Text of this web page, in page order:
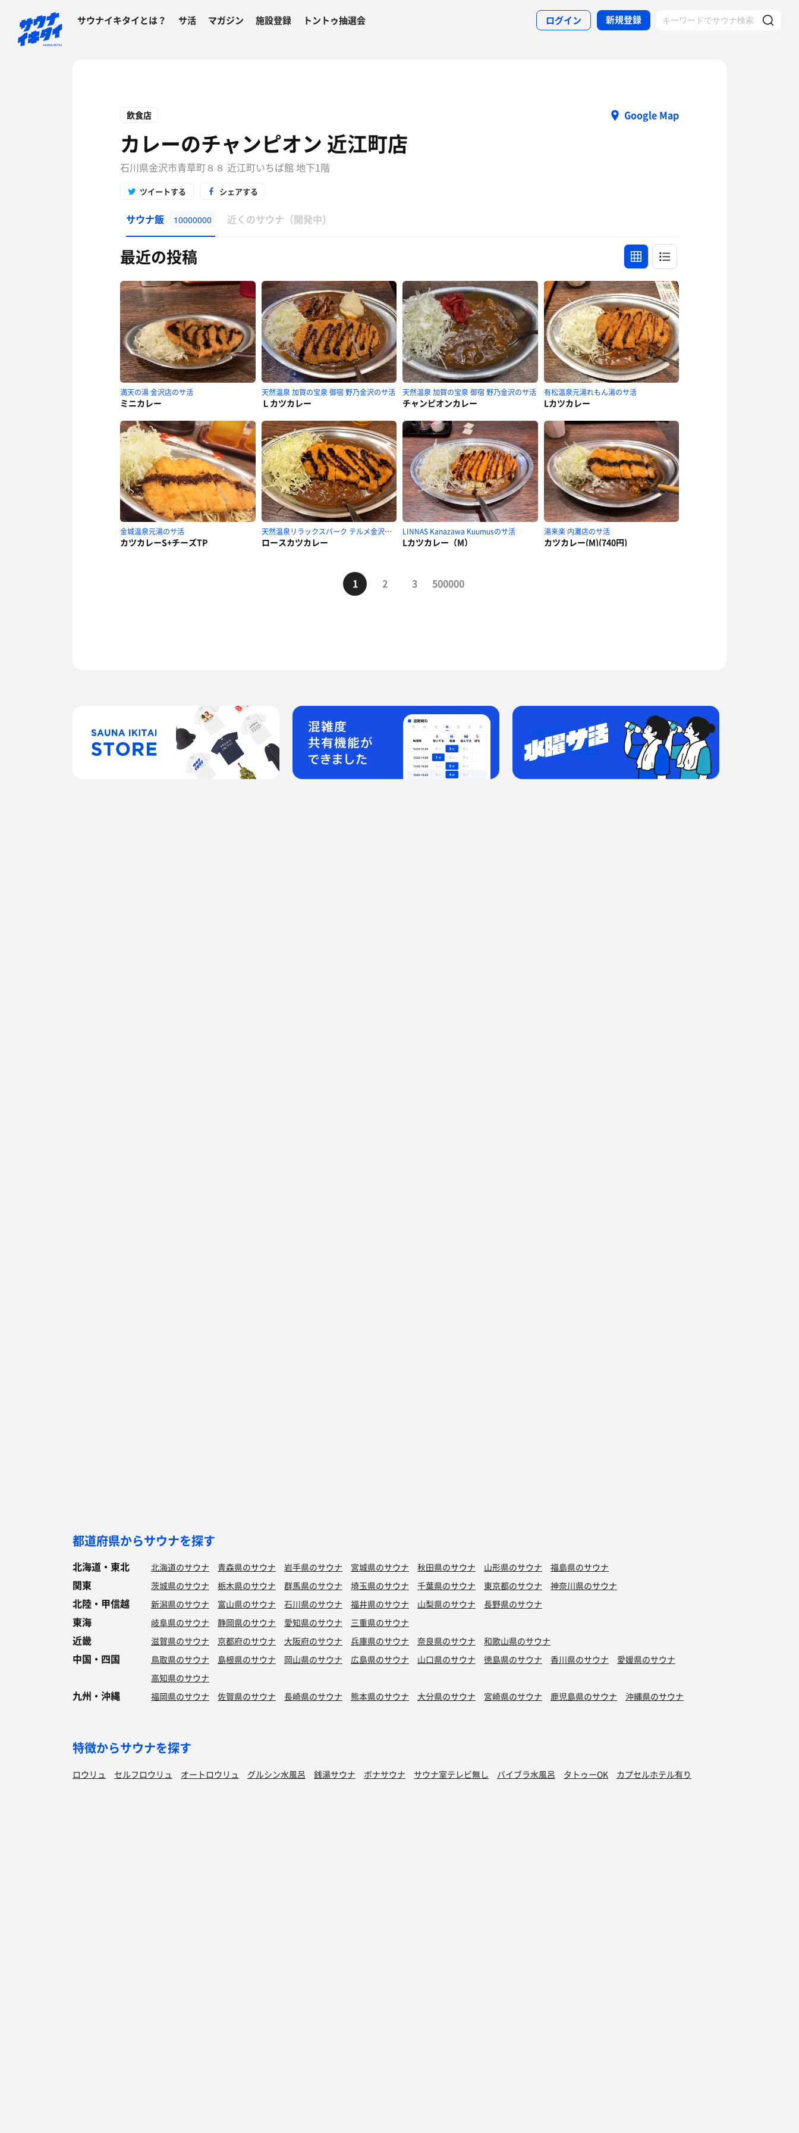
サウナイキタイとは？ サ活 マガジン 施設登録 トントゥ抽選会 ログイン 新規登録
飲食店 Google Map
カレーのチャンピオン 近江町店
石川県金沢市青草町８８ 近江町いちば館 地下1階
ツイートする シェアする
サウナ飯 10000000 近くのサウナ（開発中）
最近の投稿
満天の湯 金沢店のサ活
ミニカレー
天然温泉 加賀の宝泉 御宿 野乃金沢のサ活
Ｌカツカレー
天然温泉 加賀の宝泉 御宿 野乃金沢のサ活
チャンピオンカレー
有松温泉元湯れもん湯のサ活
Lカツカレー
金城温泉元湯のサ活
カツカレーS+チーズTP
天然温泉リラックスパーク テルメ金沢のサ活
ロースカツカレー
LINNAS Kanazawa Kuumusのサ活
Lカツカレー（M）
湯来楽 内灘店のサ活
カツカレー(M)(740円)
1 2 3 500000
都道府県からサウナを探す
北海道・東北 北海道のサウナ 青森県のサウナ 岩手県のサウナ 宮城県のサウナ 秋田県のサウナ 山形県のサウナ 福島県のサウナ
関東 茨城県のサウナ 栃木県のサウナ 群馬県のサウナ 埼玉県のサウナ 千葉県のサウナ 東京都のサウナ 神奈川県のサウナ
北陸・甲信越 新潟県のサウナ 富山県のサウナ 石川県のサウナ 福井県のサウナ 山梨県のサウナ 長野県のサウナ
東海 岐阜県のサウナ 静岡県のサウナ 愛知県のサウナ 三重県のサウナ
近畿 滋賀県のサウナ 京都府のサウナ 大阪府のサウナ 兵庫県のサウナ 奈良県のサウナ 和歌山県のサウナ
中国・四国 鳥取県のサウナ 島根県のサウナ 岡山県のサウナ 広島県のサウナ 山口県のサウナ 徳島県のサウナ 香川県のサウナ
愛媛県のサウナ
高知県のサウナ
九州・沖縄 福岡県のサウナ 佐賀県のサウナ 長崎県のサウナ 熊本県のサウナ 大分県のサウナ 宮崎県のサウナ 鹿児島県のサウナ 沖縄県のサウナ
特徴からサウナを探す
ロウリュ セルフロウリュ オートロウリュ グルシン水風呂 銭湯サウナ ボナサウナ サウナ室テレビ無し バイブラ水風呂 タトゥーOK
カプセルホテル有り